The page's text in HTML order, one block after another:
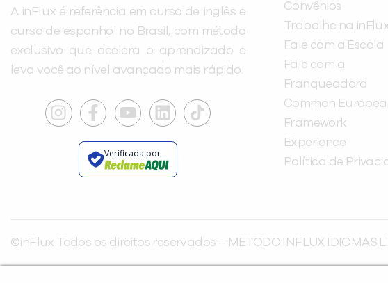
A inFlux é referência em curso de inglês e
curso de espanhol no Brasil, com método
exclusivo que acelera o aprendizado e
leva você ao nível avançado mais rápido.
Verificada por
Convênios
Trabalhe na
Fale com a Escola
Fale com a
Franqueadora
Common
Framework
Experience
Política de
©inFlux Todos os direitos reservados – METODO INFLUX IDIOMAS